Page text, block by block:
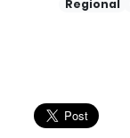
Regional